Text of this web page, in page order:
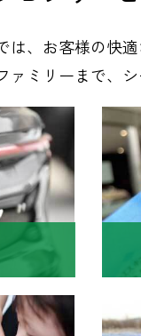
は、お客様の快
ァミリーまで、